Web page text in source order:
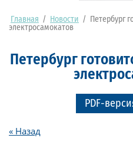
Главная / Новости /
Петербург
электросамокатов
Петербург
PDF-
« Назад